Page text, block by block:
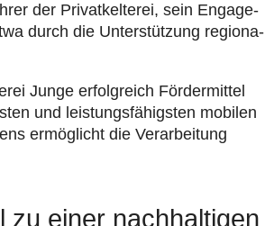
der Pri­vat­kel­te­rei, sein Enga­ge­
durch die Unter­stüt­zung regio­na­
Junge erfolg­reich För­der­mit­tel
und leis­tungs­fä­higs­ten mobilen
ermög­licht die Ver­ar­bei­tung
zu einer nachhaltigen